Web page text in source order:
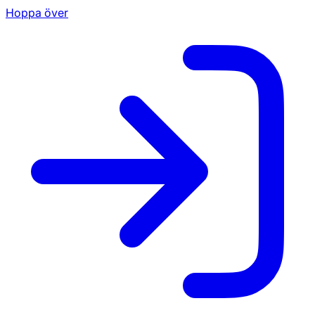
Hoppa över